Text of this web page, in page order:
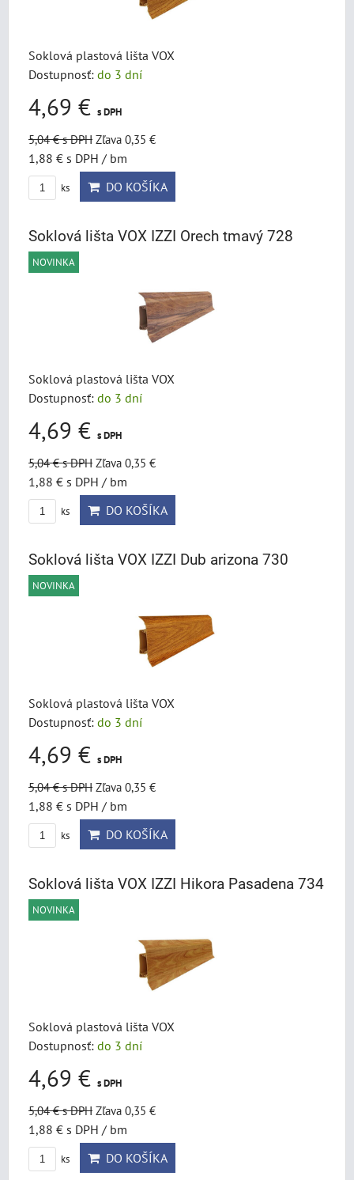
Soklová plastová lišta VOX
Dostupnosť: do 3 dní
4,69 € s DPH
5,04 €s DPH Zľava 0,35 €
1,88 € s DPH / bm
ks DO KOŠÍKA
Soklová lišta VOX IZZI Orech tmavý 728
NOVINKA
Soklová plastová lišta VOX
Dostupnosť: do 3 dní
4,69 € s DPH
5,04 €s DPH Zľava 0,35 €
1,88 € s DPH / bm
ks DO KOŠÍKA
Soklová lišta VOX IZZI Dub arizona 730
NOVINKA
Soklová plastová lišta VOX
Dostupnosť: do 3 dní
4,69 € s DPH
5,04 €s DPH Zľava 0,35 €
1,88 € s DPH / bm
ks DO KOŠÍKA
Soklová lišta VOX IZZI Hikora Pasadena 734
NOVINKA
Soklová plastová lišta VOX
Dostupnosť: do 3 dní
4,69 € s DPH
5,04 €s DPH Zľava 0,35 €
1,88 € s DPH / bm
ks DO KOŠÍKA